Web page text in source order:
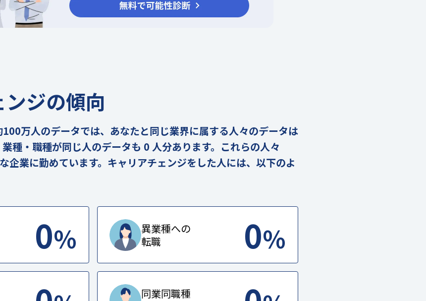
ジの傾向
万人のデータでは、あなたと同じ業界に属する人々のデータは
種・職種が同じ人のデータも 0 人分あります。これらの人々
企業に勤めています。キャリアチェンジをした人には、以下のよ
0%
異業種への
転職
0%
同業同職種